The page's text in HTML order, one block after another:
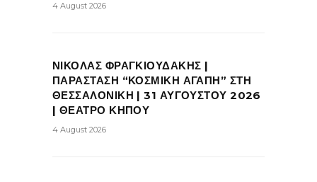
4 August 2026
ΝΙΚΟΛΑΣ ΦΡΑΓΚΙΟΥΔΑΚΗΣ |
ΠΑΡΑΣΤΑΣΗ “ΚΟΣΜΙΚΗ ΑΓΑΠΗ” ΣΤΗ
ΘΕΣΣΑΛΟΝΙΚΗ | 31 ΑΥΓΟΥΣΤΟΥ 2026
| ΘΕΑΤΡΟ ΚΗΠΟΥ
4 August 2026